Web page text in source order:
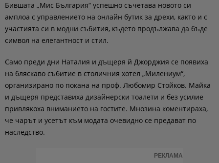
Бившата „Мис България“ успешно съчетава новото си
амплоа с управлението на онлайн бутик за дрехи, както и с
участията си в модни събития, където продължава да бъде
символ на елегантност и стил.
Само преди дни Наталия и дъщеря й Джорджия се появиха
на бляскаво събитие в столичния хотел „Милениум“,
организирано по покана на проф. Любомир Стойков. Майка
и дъщеря представиха дизайнерски тоалети и без усилие
привлякоха вниманието на гостите. Мнозина коментираха,
че чарът и усетът към модата очевидно се предават по
наследство.
РЕКЛАМА